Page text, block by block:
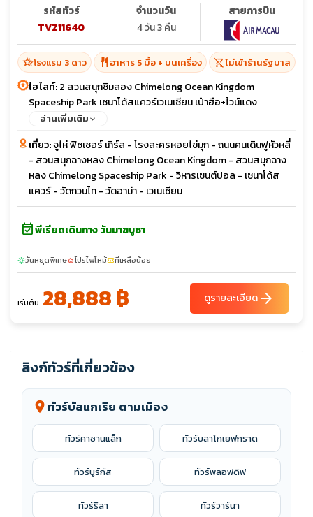
รหัสทัวร์
TVZ11640
จำนวนวัน
4 วัน 3 คืน
สายการบิน
hotel_classโรงแรม 3 ดาว restaurant อาหาร 5 มื้อ + บนเครื่อง shopping_cart_offไม่เข้าร้านรัฐบาล
ไฮไลท์:2 สวนสนุกชิมลอง Chimelong Ocean Kingdom
Spaceship Park เซนาโด้สแควร์เวเนเชียน เป๋าฮือ+ไวน์แดง
อ่านเพิ่มเติม
เที่ยว:จูไห่ ฟิชเชอร์ เกิร์ล - โรงละครหอยไข่มุก - ถนนคนเดินฟูหัวหลี่
- สวนสนุกฉางหลง Chimelong Ocean Kingdom - สวนสนุกฉาง
หลง Chimelong Spaceship Park - วิหารเซนต์ปอล - เซนาโด้ส
แควร์ - วัดกวนไท - วัดอาม่า - เวเนเชียน
event_availableพีเรียดเดินทาง วันมาฆบูชา
sunnyวันหยุดพิเศษlocal_fire_departmentโปรไฟไหม้confirmation_numberที่เหลือน้อย
เริ่มต้น 28,888 ฿ ดูรายละเอียดarrow_forward
ลิงก์ทัวร์ที่เกี่ยวข้อง
location_on ทัวร์บัลแกเรีย ตามเมือง
ทัวร์คาซานแล็ก ทัวร์บลาโกเยฟกราด
ทัวร์บูร์กัส ทัวร์พลอฟดิฟ
ทัวร์ริลา ทัวร์วาร์นา